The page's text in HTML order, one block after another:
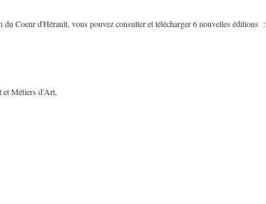
Coeur d'Hérault, vous pouvez consulter et télécharger 6 nouvelles éditions :
et Métiers d'Art,